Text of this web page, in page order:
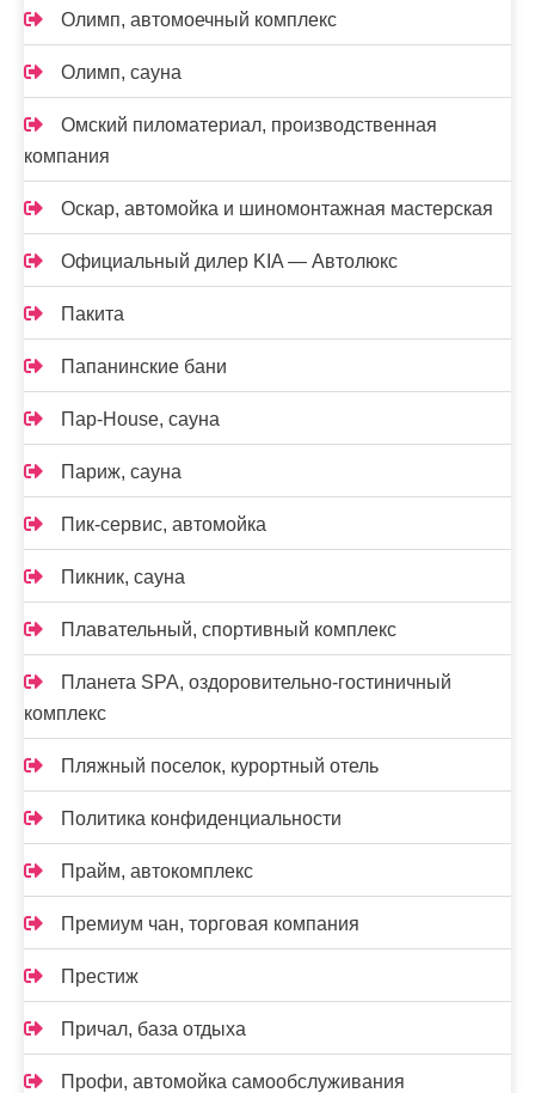
Олимп, автомоечный комплекс
Олимп, сауна
Омский пиломатериал, производственная
компания
Оскар, автомойка и шиномонтажная мастерская
Официальный дилер KIA — Автолюкс
Пакита
Папанинские бани
Пар-House, сауна
Париж, сауна
Пик-сервис, автомойка
Пикник, сауна
Плавательный, спортивный комплекс
Планета SPA, оздоровительно-гостиничный
комплекс
Пляжный поселок, курортный отель
Политика конфиденциальности
Прайм, автокомплекс
Премиум чан, торговая компания
Престиж
Причал, база отдыха
Профи, автомойка самообслуживания